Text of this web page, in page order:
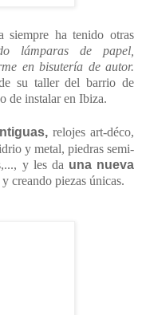
siempre ha tenido otras
lámparas de papel,
en bisutería de autor.
su taller del barrio de
de instalar en Ibiza.
relojes art-déco,
y metal, piedras semi-
y les da una nueva
creando piezas únicas.